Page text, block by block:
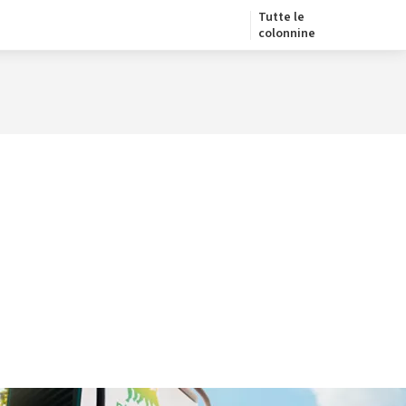
Tutte le
colonnine